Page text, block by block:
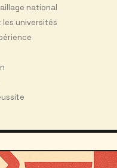
national
les universités